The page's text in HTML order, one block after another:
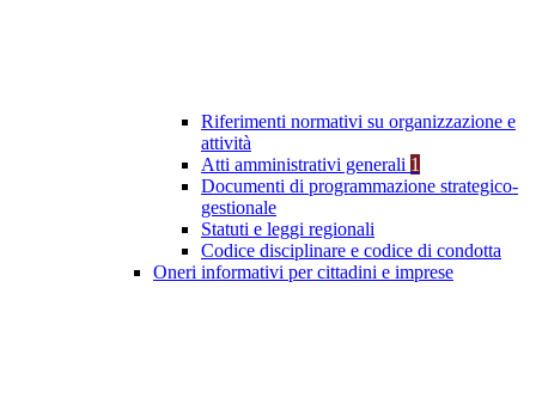
Riferimenti normativi su organizzazione e
attività
Atti amministrativi generali 1
Documenti di programmazione strategico-
gestionale
Statuti e leggi regionali
Codice disciplinare e codice di condotta
Oneri informativi per cittadini e imprese